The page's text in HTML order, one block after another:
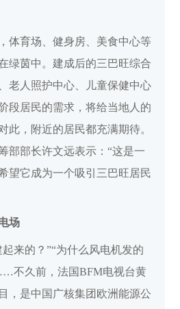
体育场、健身房、美食中心等
绿茵中。建成后的三巴旺综合
老人照护中心、儿童保健中心
段居民的需求，将给当地人的
此，附近的居民都充满期待。
部部长许文远表示：“这是一
望它成为一个吸引三巴旺居民
场
来的？”“为什么风电机发的
不久前，法国BFM电视台黄
，是中国广核集团欧洲能源公